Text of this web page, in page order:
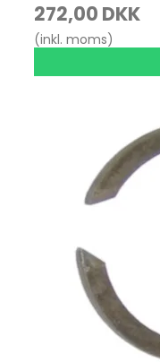
272,00 DKK
(inkl. moms)